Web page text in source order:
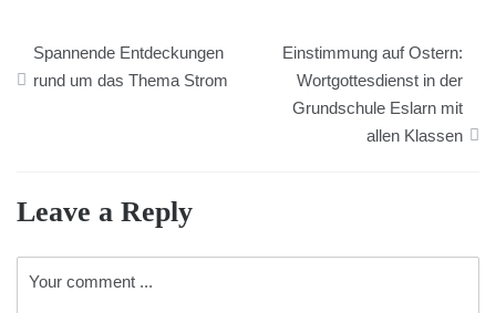
Spannende Entdeckungen
rund um das Thema Strom
Einstimmung auf Ostern:
Wortgottesdienst in der
Grundschule Eslarn mit
allen Klassen
Leave a Reply